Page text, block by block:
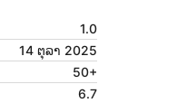
1.0
14 ຕຸລາ 2025
50+
6.7